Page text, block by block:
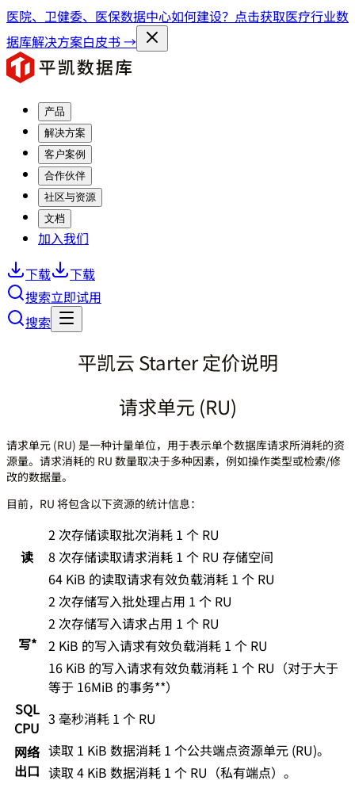
医院、卫健委、医保数据中心如何建设？点击获取医疗行业数
据库解决方案白皮书 →
产品
解决方案
客户案例
合作伙伴
社区与资源
文档
加入我们
下载
下载
搜索立即试用
搜索
平凯云 Starter 定价说明
请求单元 (RU)
请求单元 (RU) 是一种计量单位，用于表示单个数据库请求所消耗的资
源量。请求消耗的 RU 数量取决于多种因素，例如操作类型或检索/修
改的数据量。
目前，RU 将包含以下资源的统计信息：
读
2 次存储读取批次消耗 1 个 RU
8 次存储读取请求消耗 1 个 RU 存储空间
64 KiB 的读取请求有效负载消耗 1 个 RU
写*
2 次存储写入批处理占用 1 个 RU
2 次存储写入请求占用 1 个 RU
2 KiB 的写入请求有效负载消耗 1 个 RU
16 KiB 的写入请求有效负载消耗 1 个 RU（对于大于
等于 16MiB 的事务**）
SQL
CPU 3 毫秒消耗 1 个 RU
网络
出口
读取 1 KiB 数据消耗 1 个公共端点资源单元 (RU)。
读取 4 KiB 数据消耗 1 个 RU（私有端点）。